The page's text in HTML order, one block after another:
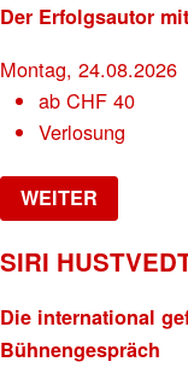
Der Erfolgsautor
Montag, 24.08.2026
abCHF 40
Verlosung
WEITER
SIRI
Die international
Bühnengespräch